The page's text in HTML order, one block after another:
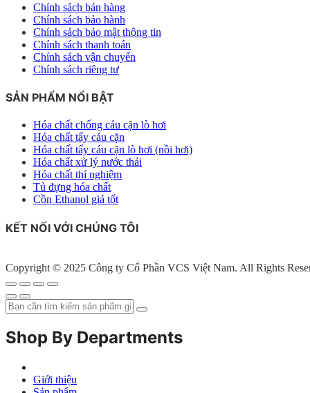
Chính sách bán hàng
Chính sách bảo hành
Chính sách bảo mật thông tin
Chính sách thanh toán
Chính sách vận chuyển
Chính sách riêng tư
SẢN PHẨM NỔI BẬT
Hóa chất chống cáu cặn lò hơi
Hóa chất tẩy cáu cặn
Hóa chất tẩy cáu cặn lò hơi (nồi hơi)
Hóa chất xử lý nước thải
Hóa chất thí nghiệm
Tủ đựng hóa chất
Cồn Ethanol giá tốt
KẾT NỐI VỚI CHÚNG TÔI
Copyright © 2025 Công ty Cổ Phần VCS Việt Nam. All Rights
Shop By Departments
Giới thiệu